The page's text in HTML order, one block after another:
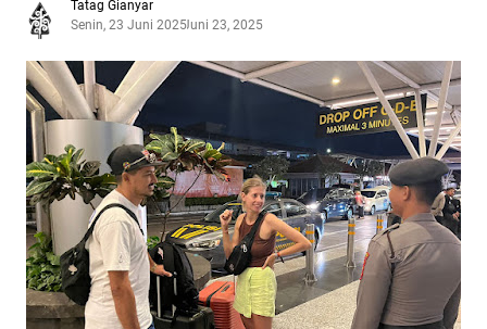
Tatag Gianyar
Senin, 23 Juni 2025Juni 23, 2025